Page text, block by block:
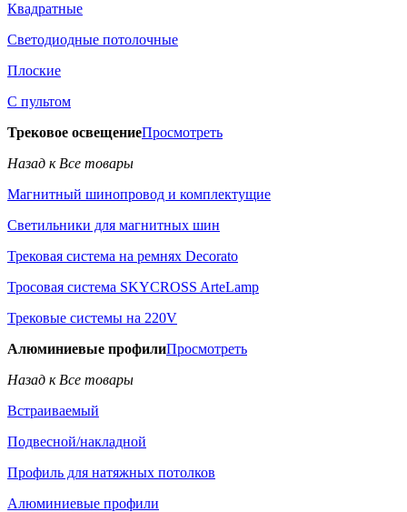
Квадратные
Светодиодные потолочные
Плоские
С пультом
Трековое освещениеПросмотреть
Назад к Все товары
Магнитный шинопровод и комплектущие
Светильники для магнитных шин
Трековая система на ремнях Decorato
Тросовая система SKYCROSS ArteLamp
Трековые системы на 220V
Алюминиевые профилиПросмотреть
Назад к Все товары
Встраиваемый
Подвесной/накладной
Профиль для натяжных потолков
Алюминиевые профили